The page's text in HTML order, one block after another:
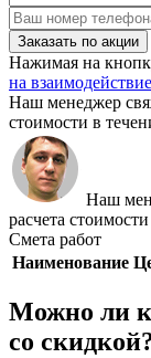
Заказать по акции
Нажимая на
на
Наш менеджер
стоимости в
Наш
расчета
Смета работ
Наименование
Можно ли
со